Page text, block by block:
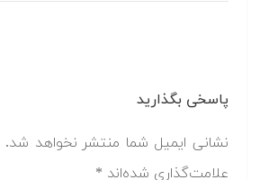
پاسخی بگذارید
نشانی ایمیل شما منتشر نخواهد شد.
علامت‌گذاری شده‌اند *